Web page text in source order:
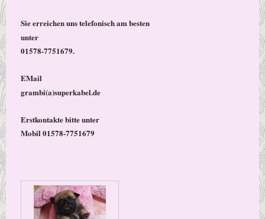
Sie erreichen uns telefonisch am besten
unter
01578-7751679.
EMail
grambi(a)superkabel.de
Erstkontakte bitte unter
Mobil 01578-7751679